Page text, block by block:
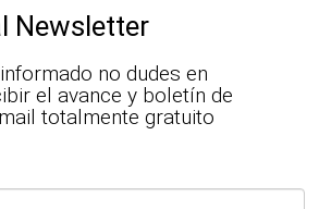
Newsletter
no dudes en
el avance y boletín de
totalmente gratuito